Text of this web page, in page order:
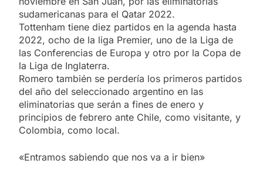
sudamericanas para el Qatar 2022.
Tottenham tiene diez partidos en la agenda hasta
2022, ocho de la liga Premier, uno de la Liga de
las Conferencias de Europa y otro por la Copa de
la Liga de Inglaterra.
Romero también se perdería los primeros partidos
del año del seleccionado argentino en las
eliminatorias que serán a fines de enero y
principios de febrero ante Chile, como visitante, y
Colombia, como local.
«Entramos sabiendo que nos va a ir bien»